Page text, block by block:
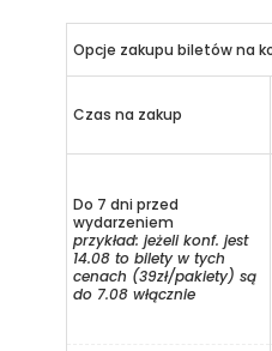
Opcje zakupu biletów na
Czas na zakup
Do 7 dni przed
wydarzeniem
przykład: jeżeli konf. jest
14.08 to bilety w tych
cenach (39zł/pakiety) są
do 7.08 włącznie